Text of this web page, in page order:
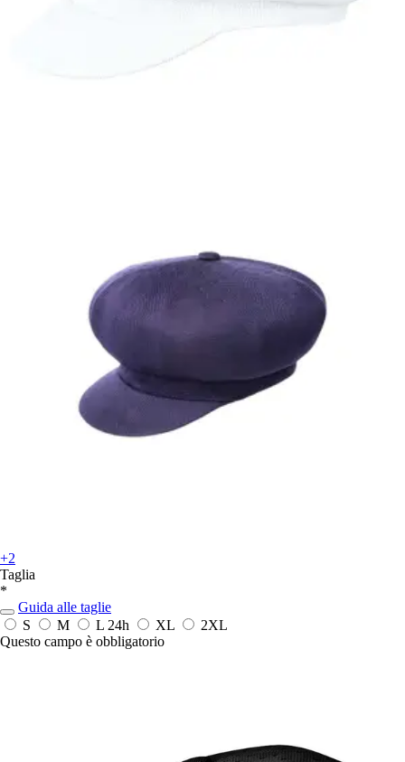
+2
Taglia
*
Guida alle taglie
S
M L 24h XL
2XL
Questo campo è obbligatorio